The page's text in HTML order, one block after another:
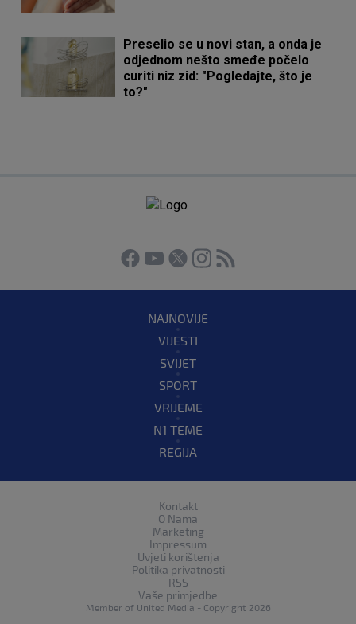
Preselio se u novi stan, a onda je
odjednom nešto smeđe počelo
curiti niz zid: "Pogledajte, što je
to?"
NAJNOVIJE
VIJESTI
SVIJET
SPORT
VRIJEME
N1 TEME
REGIJA
Kontakt
O Nama
Marketing
Impressum
Uvjeti korištenja
Politika privatnosti
RSS
Vaše primjedbe
Member of United Media - Copyright 2026